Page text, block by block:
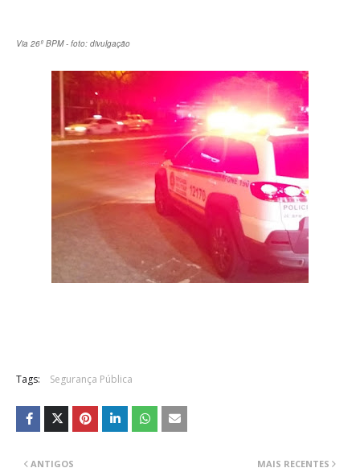
Via 26º BPM - foto: divulgação
Tags: Segurança Pública
MAIS RECENTES
ANTIGOS